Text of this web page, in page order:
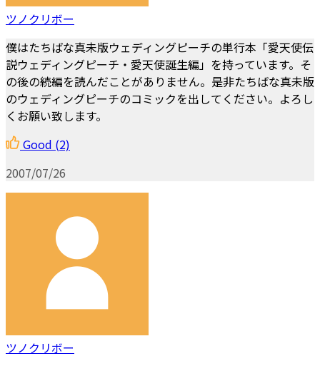
ツノクリボー
僕はたちばな真未版ウェディングピーチの単行本「愛天使伝
説ウェディングピーチ・愛天使誕生編」を持っています。そ
の後の続編を読んだことがありません。是非たちばな真未版
のウェディングピーチのコミックを出してください。よろし
くお願い致します。
Good (2)
2007/07/26
ツノクリボー